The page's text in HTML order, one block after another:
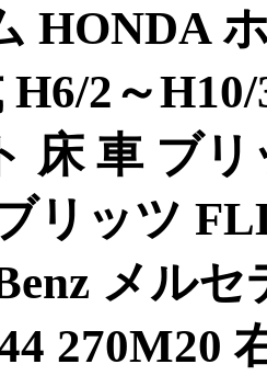
HONDA
H6/2～
床 車 ブ
リッツ
メル
270M20